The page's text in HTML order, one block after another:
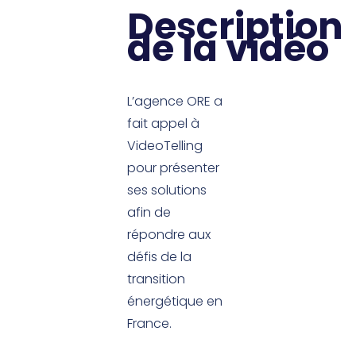
Description
de la vidéo
L’agence ORE a
fait appel à
VideoTelling
pour présenter
ses solutions
afin de
répondre aux
défis de la
transition
énergétique en
France.